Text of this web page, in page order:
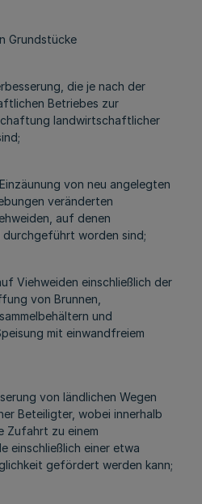
Grundstücke
die je nach der
Betriebes zur
landwirtschaftlicher
von neu angelegten
veränderten
auf denen
durchgeführt worden sind;
Viehweiden einschließlich der
von Brunnen,
und
mit einwandfreiem
von ländlichen Wegen
Beteiligter, wobei innerhalb
Zufahrt zu einem
einschließlich einer etwa
gefördert werden kann;